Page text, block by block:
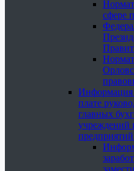
сфере
Информация
плате
главных
учреждений